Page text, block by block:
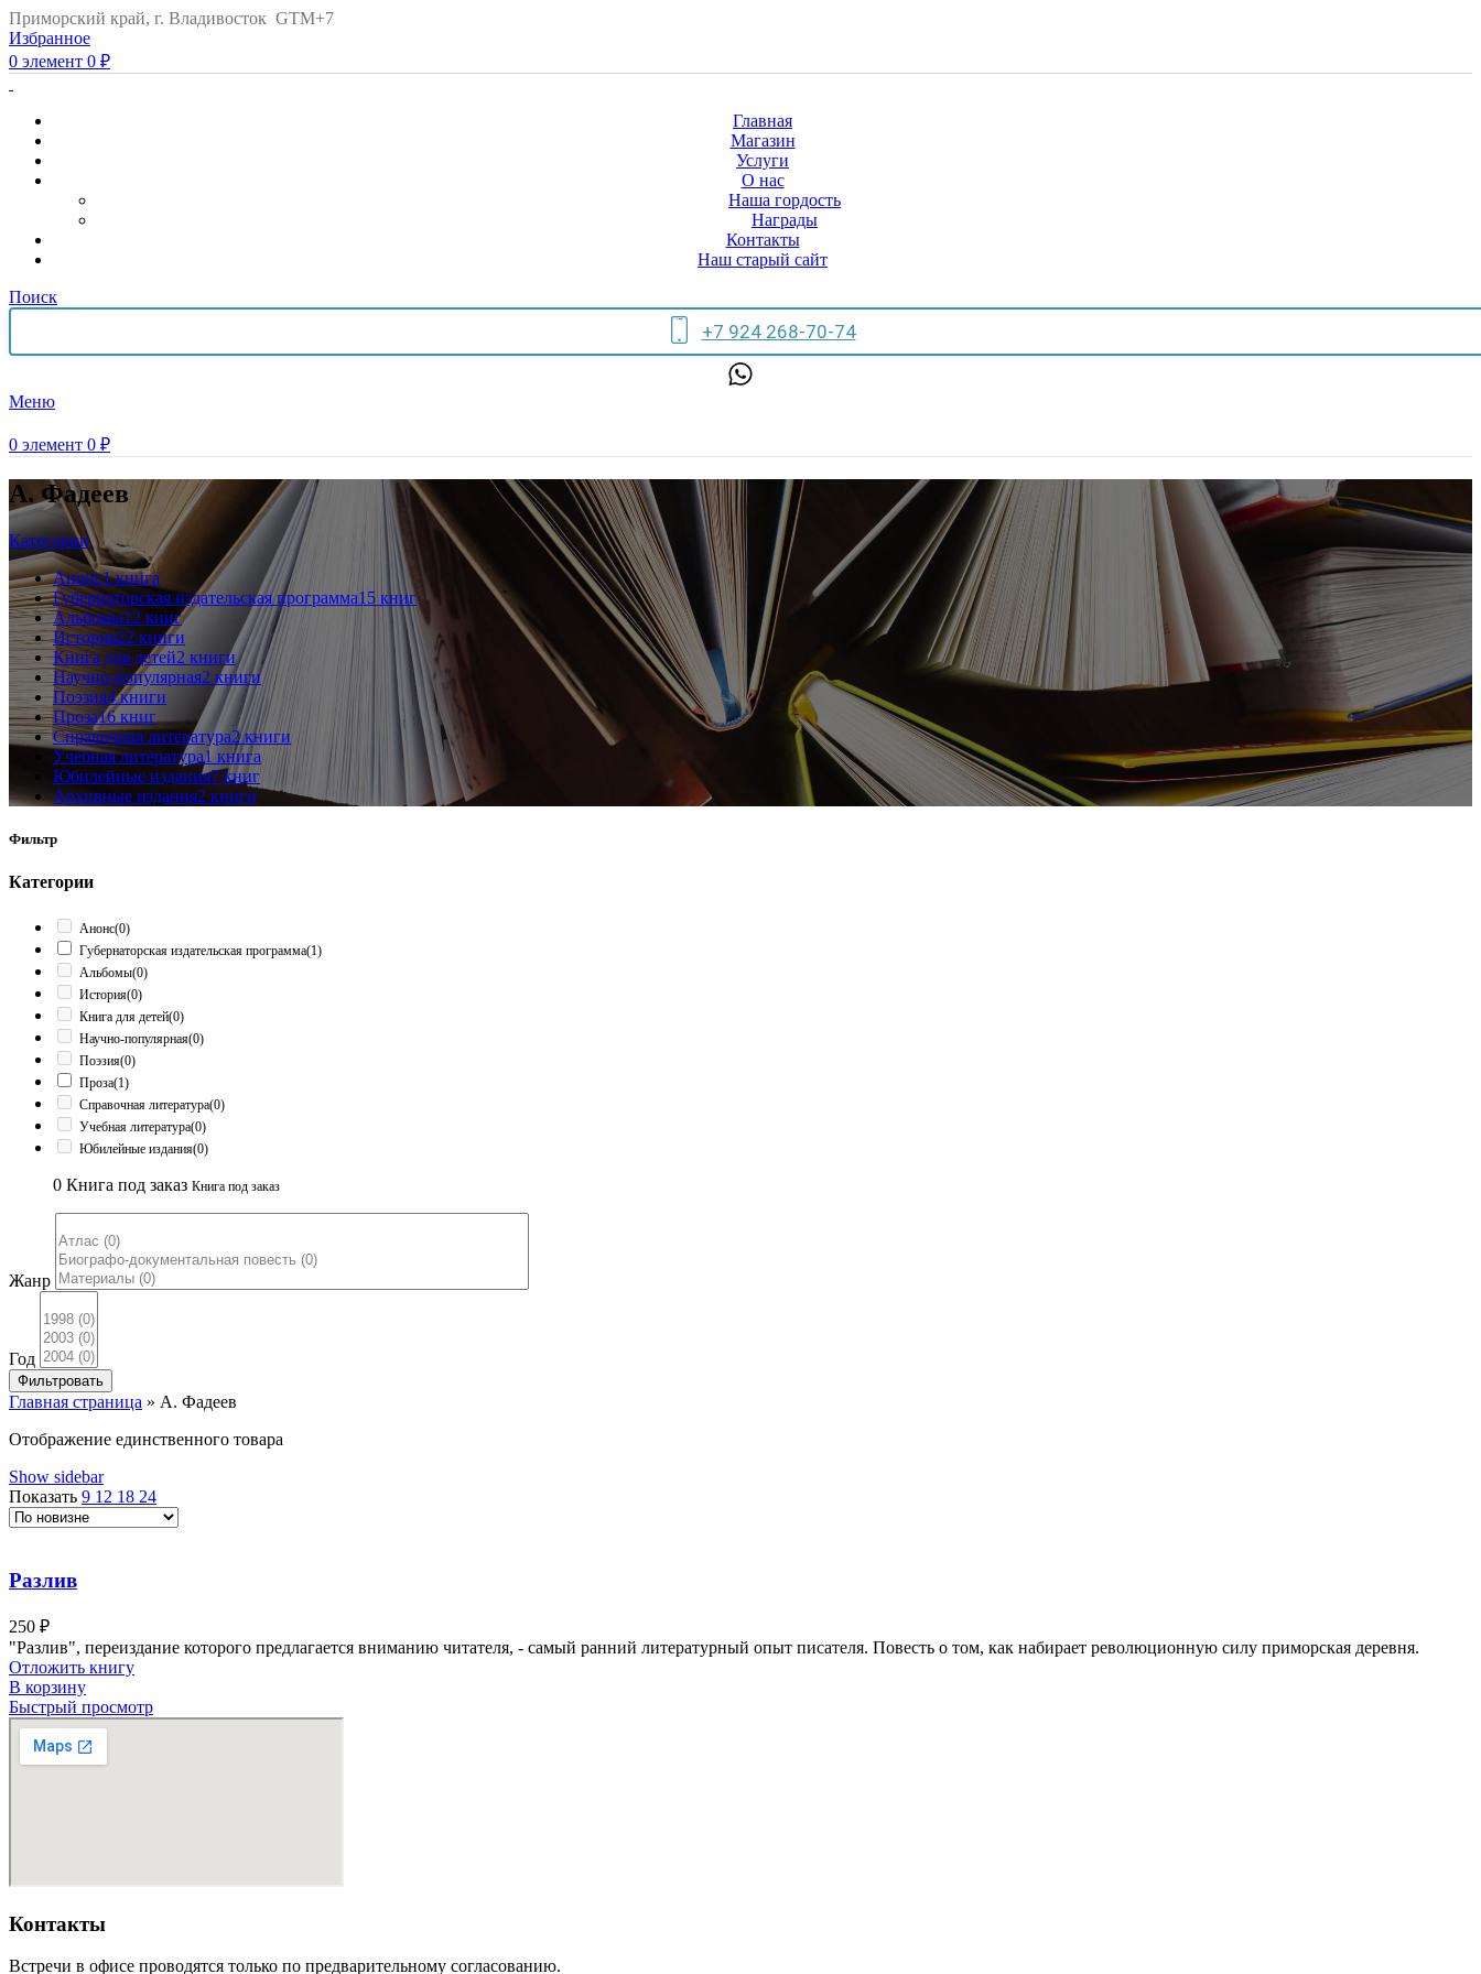
Приморский край, г. Владивосток GTM+7
Избранное
0 элемент 0 ₽
Главная
Магазин
Услуги
О нас
Наша гордость
Награды
Контакты
Наш старый сайт
Поиск
+7 924 268-70-74
Меню
0 элемент 0 ₽
А. Фадеев
Категории
Анонс1 книга
Губернаторская издательская программа15 книг
Альбомы12 книг
История22 книги
Книга для детей2 книги
Научно-популярная2 книги
Поэзия4 книги
Проза16 книг
Справочная литература2 книги
Учебная литература1 книга
Юбилейные издания7 книг
Архивные издания2 книги
Фильтр
Категории
Анонс(0)
Губернаторская издательская программа(1)
Альбомы(0)
История(0)
Книга для детей(0)
Научно-популярная(0)
Поэзия(0)
Проза(1)
Справочная литература(0)
Учебная литература(0)
Юбилейные издания(0)
0 Книга под заказ Книга под заказ
Жанр
Год
Фильтровать
Главная страница » А. Фадеев
Отображение единственного товара
Show sidebar
Показать 9 12 18 24
Разлив
250 ₽
"Разлив", переиздание которого предлагается вниманию читателя, - самый ранний литературный опыт писателя. Повесть о том, как набирает революционную силу приморская деревня.
Отложить книгу
В корзину
Быстрый просмотр
Контакты
Встречи в офисе проводятся только по предварительному согласованию.